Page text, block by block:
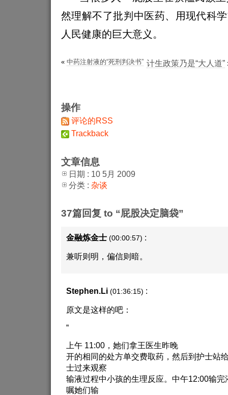
然理解不了批判中医药、用现代科
人民健康的巨大意义。
« 中药注射液的“死刑判决书” 计生政策乃是“大人道”
操作
评论的RSS
Trackback
文章信息
日期 : 10 5月 2009
分类 : 杂谈
37篇回复 to “屁股决定脑袋”
金融炼金士 (00:00:57) :
兼听则明，偏信则暗。
Stephen.Li (01:36:15) :
原文是这样的吧：
“
上午 11:00，她们拿王医生昨晚
开的相同的处方单交费取药，然后到护士站
士过来观察
输液过程中小孩的生理反应。中午12:00输
嘱她们输